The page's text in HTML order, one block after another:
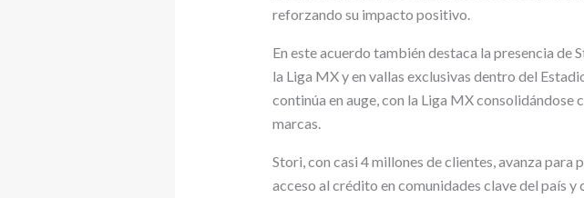
reforzando su impacto positivo.
En este acuerdo también destaca la presencia
la Liga MX y en vallas exclusivas dentro del
continúa en auge, con la Liga MX
marcas.
Stori, con casi 4 millones de clientes, avanza
acceso al crédito en comunidades clave del país